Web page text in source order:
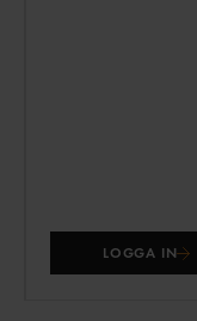
LOGGA IN